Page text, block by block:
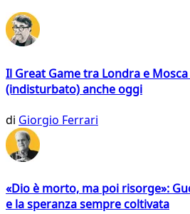
Il Great Game tra Londra e
(indisturbato) anche oggi
di Giorgio Ferrari
«Dio è morto, ma poi risorge»:
e la speranza sempre coltivata